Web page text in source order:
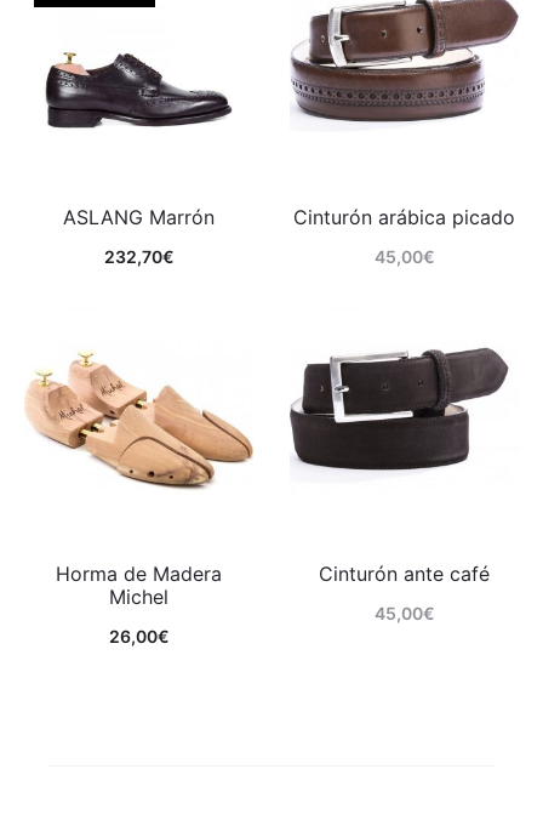
ASLANG Marrón
232,70€
Cinturón arábica picado
45,00€
Horma de Madera
Michel
26,00€
Cinturón ante café
45,00€